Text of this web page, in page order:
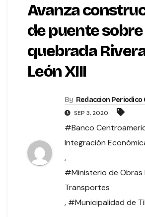
Avanza
de puente sobre
quebrada
León XIII
By Redaccion Periodico
SEP 3, 2020
#Banco
Integración
,
#Ministerio de Obras
Transportes
, #Municipalidad de